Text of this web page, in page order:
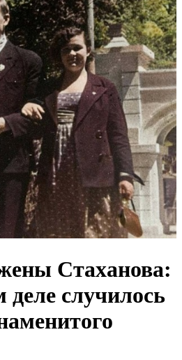
Стаханова:
деле случилось